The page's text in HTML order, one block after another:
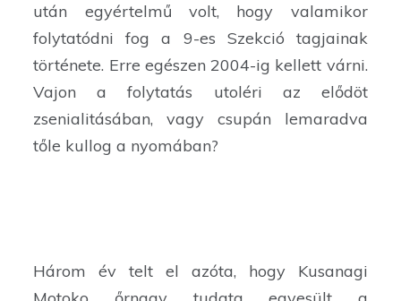
után egyértelmű volt, hogy valamikor
folytatódni fog a 9-es Szekció tagjainak
története. Erre egészen 2004-ig kellett várni.
Vajon a folytatás utoléri az elődöt
zsenialitásában, vagy csupán lemaradva
tőle kullog a nyomában?
Három év telt el azóta, hogy Kusanagi